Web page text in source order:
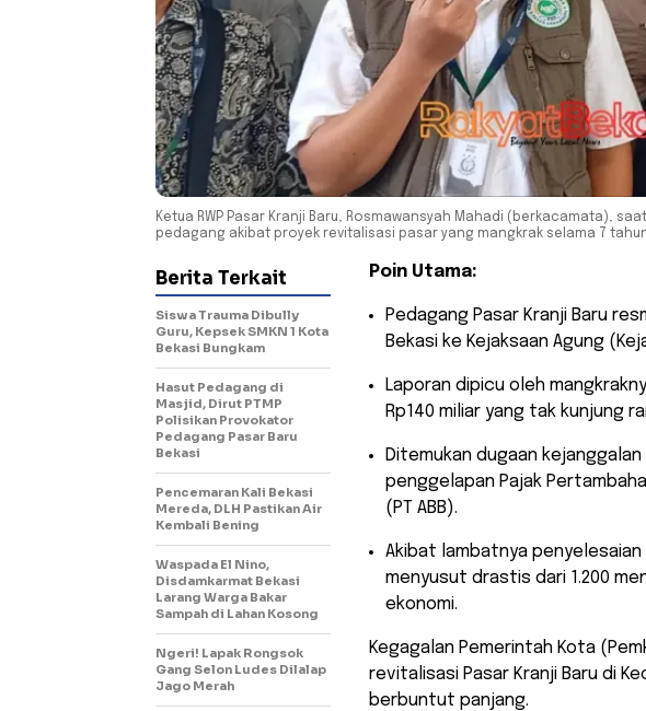
Ketua RWP Pasar Kranji Baru, Rosmawansyah Mahadi (berkacamata),
pedagang akibat proyek revitalisasi pasar yang mangkrak selama 7
Poin Utama:
​Pedagang Pasar Kranji Baru
Bekasi ke Kejaksaan Agung
​Laporan dipicu oleh
Rp140 miliar yang tak kunjung
​Ditemukan dugaan
penggelapan Pajak
(PT ABB).
​Akibat lambatnya
menyusut drastis dari 1.200
ekonomi.
​Kegagalan Pemerintah Kota
revitalisasi Pasar Kranji Baru di
berbuntut panjang.
Berita Terkait
Siswa Trauma Dibully
Guru, Kepsek SMKN 1 Kota
Bekasi Bungkam
Hasut Pedagang di
Masjid, Dirut PTMP
Polisikan Provokator
Pedagang Pasar Baru
Bekasi
Pencemaran Kali Bekasi
Mereda, DLH Pastikan Air
Kembali Bening
Waspada El Nino,
Disdamkarmat Bekasi
Larang Warga Bakar
Sampah di Lahan Kosong
Ngeri! Lapak Rongsok
Gang Selon Ludes Dilalap
Jago Merah